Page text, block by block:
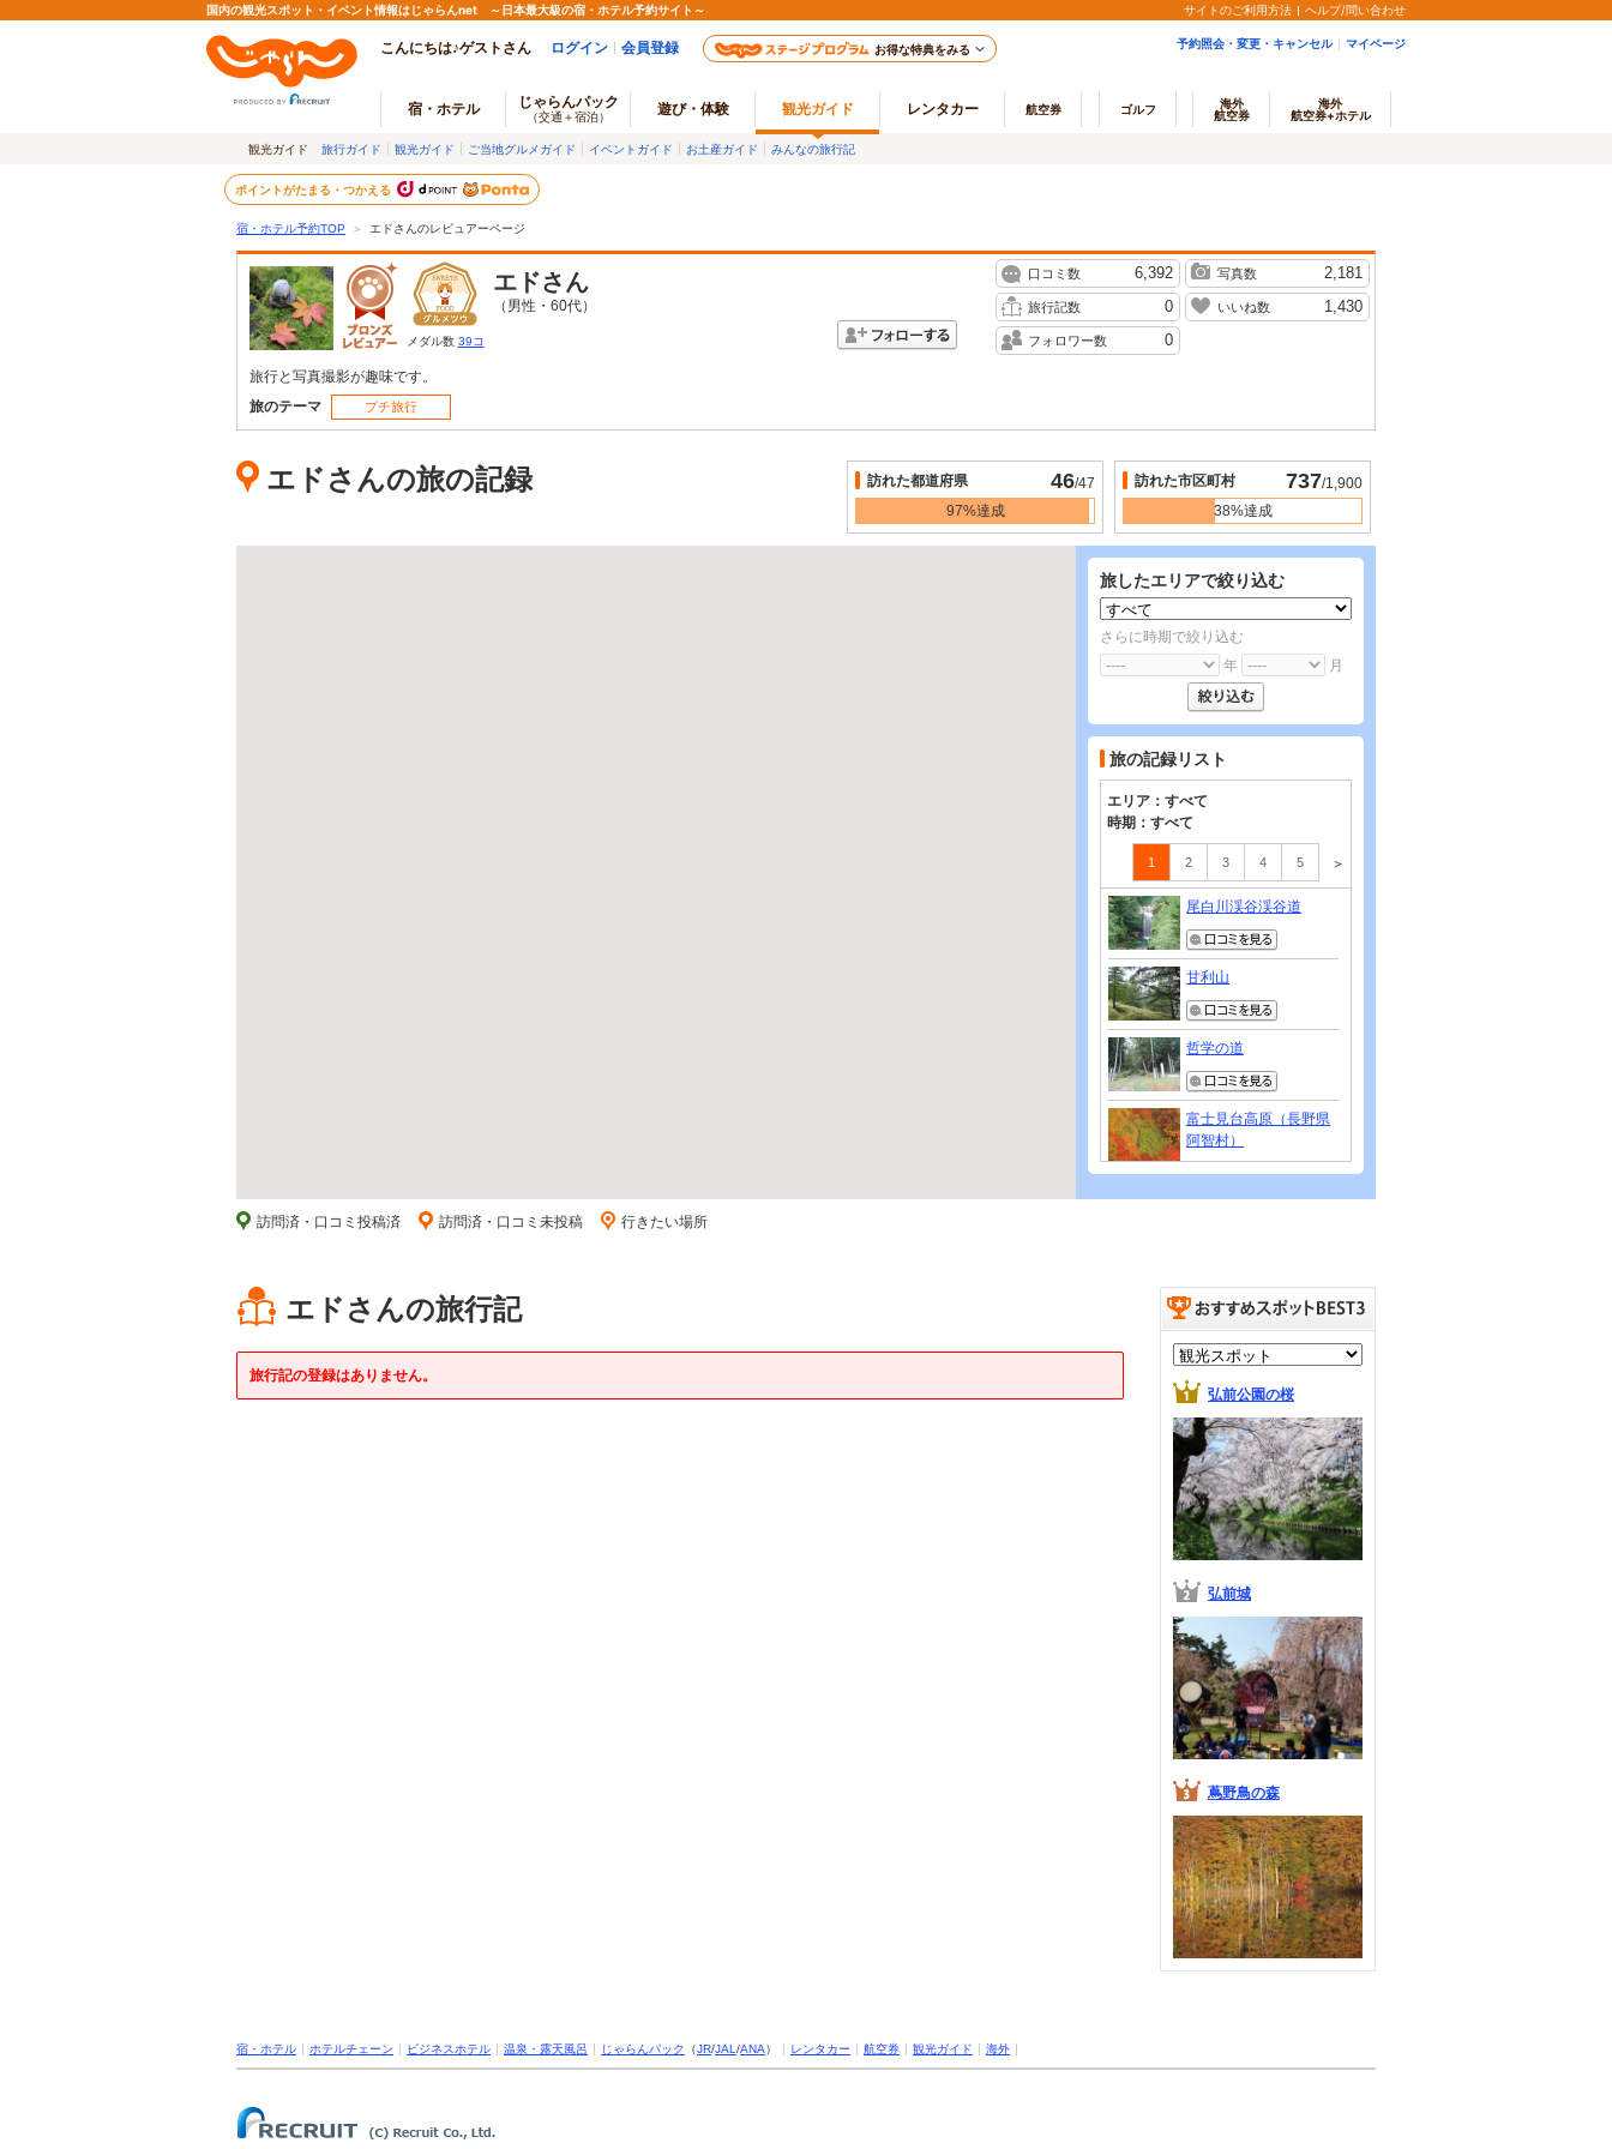
国内の観光スポット・イベント情報はじゃらんnet ～日本最大級の宿・ホテル予約サイト～ サイトのご利用方法 ヘルプ/問い合わせ
こんにちは♪ゲストさん ログイン 会員登録 お得な特典をみる 予約照会・変更・キャンセル マイページ
宿・ホテル じゃらんパック
（交通＋宿泊） 遊び・体験 観光ガイド レンタカー 航空券 ゴルフ
海外
航空券
海外
航空券+ホテル
観光ガイド 旅行ガイド 観光ガイド ご当地グルメガイド イベントガイド お土産ガイド みんなの旅行記
ポイントがたまる・つかえる
宿・ホテル予約TOP ＞ エドさんのレビュアーページ
メダル数 39コ
エドさん
（男性・60代）
口コミ数 6,392 写真数 2,181
旅行記数 0 いいね数 1,430
フォロワー数 0
旅行と写真撮影が趣味です。
旅のテーマ
プチ旅行
エドさんの旅の記録 訪れた都道府県 46/47
97%達成
訪れた市区町村 737/1,900
38%達成
訪問済・口コミ投稿済 訪問済・口コミ未投稿 行きたい場所
旅したエリアで絞り込む
さらに時期で絞り込む
年
月
旅の記録リスト
エリア： すべて
時期： すべて
1 2 3 4 5 ＞
尾白川渓谷渓谷道
甘利山
哲学の道
富士見台高原（長野県
阿智村）
エドさんの旅行記
旅行記の登録はありません。
弘前公園の桜
弘前城
蔦野鳥の森
宿・ホテル ホテルチェーン ビジネスホテル 温泉・露天風呂 じゃらんパック （JR/JAL /ANA） レンタカー 航空券 観光ガイド 海外